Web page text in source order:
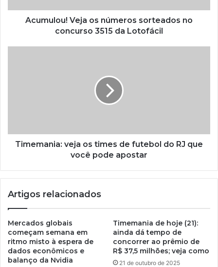
Acumulou! Veja os números sorteados no
concurso 3515 da Lotofácil
Timemania: veja os times de futebol do RJ que
você pode apostar
Artigos relacionados
Mercados globais
começam semana em
ritmo misto à espera de
dados econômicos e
balanço da Nvidia
Timemania de hoje (21):
ainda dá tempo de
concorrer ao prêmio de
R$ 37,5 milhões; veja como
21 de outubro de 2025